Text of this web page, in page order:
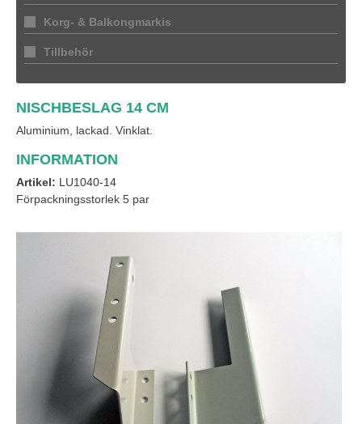
Korg- & Balkongmarkis
Tillbehör
NISCHBESLAG 14 CM
Aluminium, lackad. Vinklat.
INFORMATION
Artikel: LU1040-14
Förpackningsstorlek 5 par